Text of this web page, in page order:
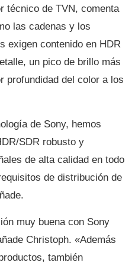
técnico de TVN, comenta
las cadenas y los
exigen contenido en HDR
un pico de brillo más
profundidad del color a los
de Sony, hemos
SDR robusto y
de alta calidad en todo
de distribución de
muy buena con Sony
Christoph. «Además
también